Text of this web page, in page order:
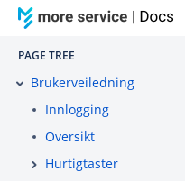
PAGE TREE
Brukerveiledning
Innlogging
Oversikt
Hurtigtaster